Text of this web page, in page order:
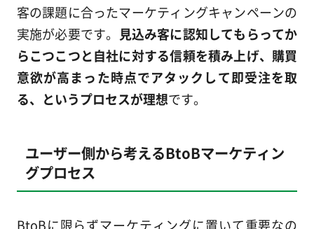
客の課題に合ったマーケティングキャンペーンの
実施が必要です。 見込み客に認知してもらってか
らこつこつと自社に対する信頼を積み上げ、購買
意欲が高まった時点でアタックして即受注を取
る、というプロセスが理想です。
ユーザー側から考えるBtoBマーケティン
グプロセス
BtoBに限らずマーケティングに置いて重要なの